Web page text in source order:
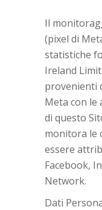
Il
(pixel di
statistiche
Ireland
provenienti
Meta con le
di questo
monitora le
essere
Facebook,
Network.
Dati